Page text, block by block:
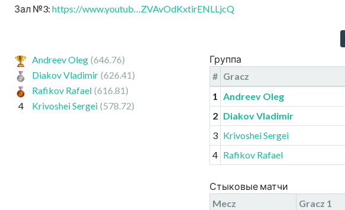
Зал №3: https://www.youtub…ZVAvOdKxtirENLLjcQ
Andreev Oleg (646.76)
Diakov Vladimir (626.41)
Rafikov Rafael (616.81)
4
Krivoshei Sergei (578.72)
Группа
# Gracz
1 Andreev Oleg
2 Diakov Vladimir
3 Krivoshei Sergei
4 Rafikov Rafael
Стыковые матчи
Mecz
Gracz 1